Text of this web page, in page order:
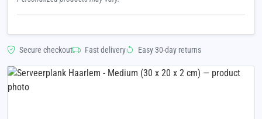
Secure checkout Fast delivery Easy 30-day returns